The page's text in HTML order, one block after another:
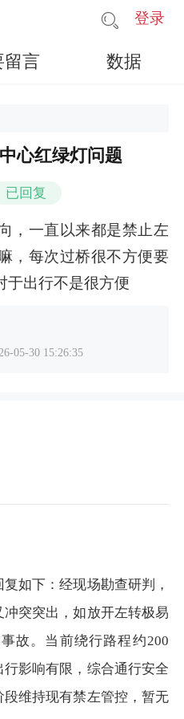
登录
言 数据
心红绿灯问题
已回复
，一直以来都是禁止左
，每次过桥很不方便要
于出行不是很方便
05-30 15:26:35
如下：经现场勘查研判，
突突出，如放开左转极易
故。当前绕行路程约200
影响有限，综合通行安全
维持现有禁左管控，暂无